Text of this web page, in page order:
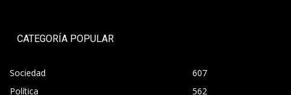
CATEGORÍA POPULAR
Sociedad
607
Política
562